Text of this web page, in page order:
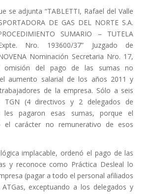
se adjunta “TABLETTI, Rafael del Valle
DE GAS DEL NORTE S.A.
SUMARIO – TUTELA
Nro. 193600/37” Juzgado de
Nominación Secretaria Nro. 17,
del pago de las sumas no
aumento salarial de los años 2011 y
de la empresa. Sólo a seis
TGN (4 directivos y 2 delegados de
pagaron esas sumas, porque el
el carácter no remunerativo de esos
implacable, ordenó el pago de las
y reconoce como Práctica Desleal lo
(pagar a todo el personal afiliados
exceptuando a los delegados y